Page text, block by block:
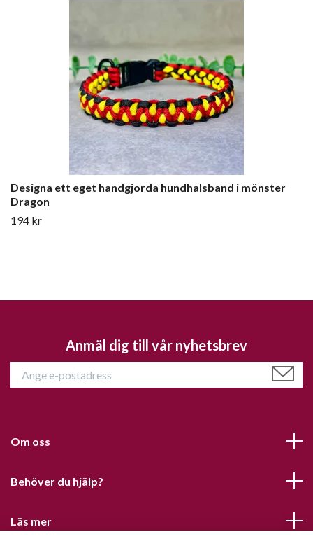
Designa ett eget handgjorda hundhalsband i mönster
Dragon
194 kr
Anmäl dig till vår nyhetsbrev
Om oss
Behöver du hjälp?
Läs mer